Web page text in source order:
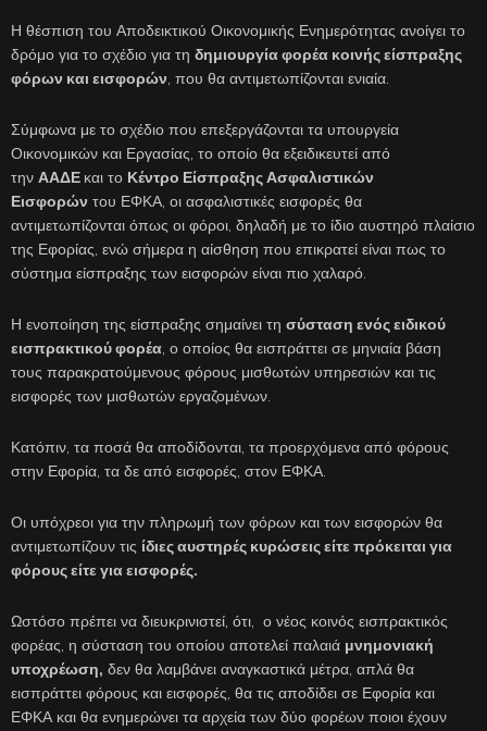
Η θέσπιση του Αποδεικτικού Οικονομικής Ενημερότητας ανοίγει το
δρόμο για το σχέδιο για τη δημιουργία φορέα κοινής είσπραξης
φόρων και εισφορών , που θα αντιμετωπίζονται ενιαία.
Σύμφωνα με το σχέδιο που επεξεργάζονται τα υπουργεία
Οικονομικών και Εργασίας, το οποίο θα εξειδικευτεί από
την ΑΑΔΕ και το Κέντρο Είσπραξης Ασφαλιστικών
Εισφορών του ΕΦΚΑ, οι ασφαλιστικές εισφορές θα
αντιμετωπίζονται όπως οι φόροι, δηλαδή με το ίδιο αυστηρό πλαίσιο
της Εφορίας, ενώ σήμερα η αίσθηση που επικρατεί είναι πως το
σύστημα είσπραξης των εισφορών είναι πιο χαλαρό.
Η ενοποίηση της είσπραξης σημαίνει τη σύσταση ενός ειδικού
εισπρακτικού φορέα , ο οποίος θα εισπράττει σε μηνιαία βάση
τους παρακρατούμενους φόρους μισθωτών υπηρεσιών και τις
εισφορές των μισθωτών εργαζομένων.
Κατόπιν, τα ποσά θα αποδίδονται, τα προερχόμενα από φόρους
στην Εφορία, τα δε από εισφορές, στον ΕΦΚΑ.
Οι υπόχρεοι για την πληρωμή των φόρων και των εισφορών θα
αντιμετωπίζουν τις ίδιες αυστηρές κυρώσεις είτε πρόκειται για
φόρους είτε για εισφορές.
Ωστόσο πρέπει να διευκρινιστεί, ότι, ο νέος κοινός εισπρακτικός
φορέας, η σύσταση του οποίου αποτελεί παλαιά μνημονιακή
υποχρέωση, δεν θα λαμβάνει αναγκαστικά μέτρα, απλά θα
εισπράττει φόρους και εισφορές, θα τις αποδίδει σε Εφορία και
ΕΦΚΑ και θα ενημερώνει τα αρχεία των δύο φορέων ποιοι έχουν